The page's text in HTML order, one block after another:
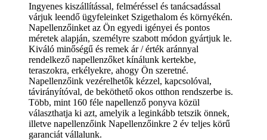
Ingyenes kiszállítással, felméréssel és tanácsadással
várjuk leendő ügyfeleinket Szigethalom és környékén.
Napellenzőinket az Ön egyedi igényei és pontos
méretek alapján, személyre szabott módon gyártjuk le.
Kiváló minőségű és remek ár / érték aránnyal
rendelkező napellenzőket kínálunk kertekbe,
teraszokra, erkélyekre, ahogy Ön szeretné.
Napellenzőink vezérelhetők kézzel, kapcsolóval,
távirányítóval, de beköthető okos otthon rendszerbe is.
Több, mint 160 féle napellenző ponyva közül
választhatja ki azt, amelyik a leginkább tetszik önnek,
illetve napellenzőink Napellenzőinkre 2 év teljes körű
garanciát vállalunk.